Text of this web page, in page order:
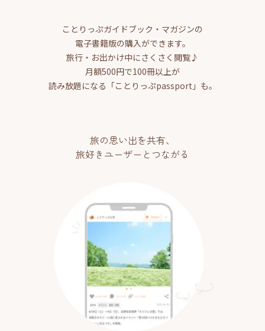
ことりっぷガイドブック・マガジンの
電子書籍版の購入ができます。
旅行・お出かけ中にさくさく閲覧♪
月額500円で100冊以上が
読み放題になる「ことりっぷpassport」も。
旅の思い出を共有、
旅好きユーザーとつながる